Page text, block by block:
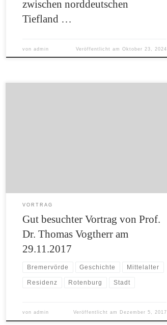
zwischen norddeutschen
Tiefland …
vonadmin Veröffentlicht am Oktober 23, 2024
VORTRAG
Gut besuchter Vortrag von Prof.
Dr. Thomas Vogtherr am
29.11.2017
Bremervörde Geschichte Mittelalter
Residenz Rotenburg Stadt
vonadmin Veröffentlicht am Dezember 5, 2017